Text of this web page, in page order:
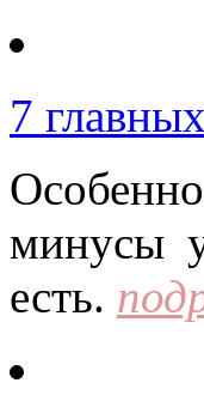
7
минусы
есть.